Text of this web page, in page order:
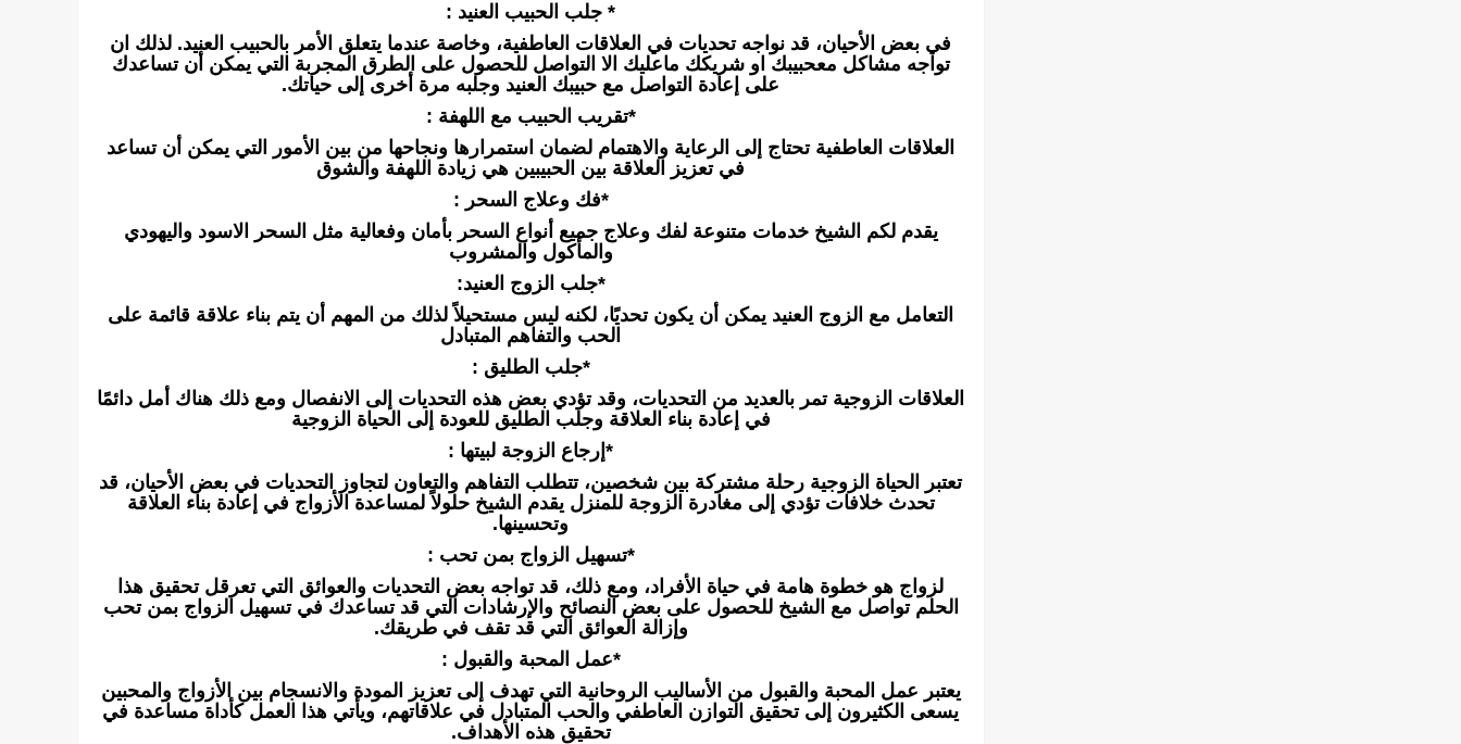
* جلب الحبيب العنيد :
في بعض الأحيان، قد نواجه تحديات في العلاقات العاطفية، وخاصة عندما يتعلق الأمر بالحبيب العنيد. لذلك ان
تواجه مشاكل معحبيبك او شريكك ماعليك الا التواصل للحصول على الطرق المجربة التي يمكن أن تساعدك
على إعادة التواصل مع حبيبك العنيد وجلبه مرة أخرى إلى حياتك.
*تقريب الحبيب مع اللهفة :
العلاقات العاطفية تحتاج إلى الرعاية والاهتمام لضمان استمرارها ونجاحها من بين الأمور التي يمكن أن تساعد
في تعزيز العلاقة بين الحبيبين هي زيادة اللهفة والشوق
*فك وعلاج السحر :
يقدم لكم الشيخ خدمات متنوعة لفك وعلاج جميع أنواع السحر بأمان وفعالية مثل السحر الاسود واليهودي
والمأكول والمشروب
*جلب الزوج العنيد:
التعامل مع الزوج العنيد يمكن أن يكون تحديًا، لكنه ليس مستحيلاً لذلك من المهم أن يتم بناء علاقة قائمة على
الحب والتفاهم المتبادل
*جلب الطليق :
العلاقات الزوجية تمر بالعديد من التحديات، وقد تؤدي بعض هذه التحديات إلى الانفصال ومع ذلك هناك أمل دائمًا
في إعادة بناء العلاقة وجلب الطليق للعودة إلى الحياة الزوجية
*إرجاع الزوجة لبيتها :
تعتبر الحياة الزوجية رحلة مشتركة بين شخصين، تتطلب التفاهم والتعاون لتجاوز التحديات في بعض الأحيان، قد
تحدث خلافات تؤدي إلى مغادرة الزوجة للمنزل يقدم الشيخ حلولاً لمساعدة الأزواج في إعادة بناء العلاقة
وتحسينها.
*تسهيل الزواج بمن تحب :
لزواج هو خطوة هامة في حياة الأفراد، ومع ذلك، قد تواجه بعض التحديات والعوائق التي تعرقل تحقيق هذا
الحلم تواصل مع الشيخ للحصول على بعض النصائح والإرشادات التي قد تساعدك في تسهيل الزواج بمن تحب
وإزالة العوائق التي قد تقف في طريقك.
*عمل المحبة والقبول :
يعتبر عمل المحبة والقبول من الأساليب الروحانية التي تهدف إلى تعزيز المودة والانسجام بين الأزواج والمحبين
يسعى الكثيرون إلى تحقيق التوازن العاطفي والحب المتبادل في علاقاتهم، ويأتي هذا العمل كأداة مساعدة في
تحقيق هذه الأهداف.